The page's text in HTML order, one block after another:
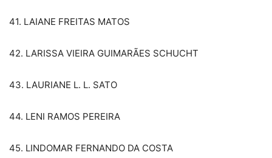
41. LAIANE FREITAS MATOS
42. LARISSA VIEIRA GUIMARÃES SCHUCHT
43. LAURIANE L. L. SATO
44. LENI RAMOS PEREIRA
45. LINDOMAR FERNANDO DA COSTA